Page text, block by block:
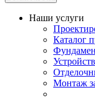
Наши услуги
Каталог
Монтаж